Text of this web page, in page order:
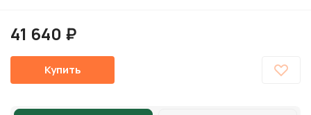
41 640 ₽
Купить